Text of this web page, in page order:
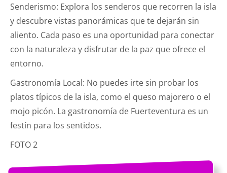
Senderismo: Explora los senderos que recorren la isla
y descubre vistas panorámicas que te dejarán sin
aliento. Cada paso es una oportunidad para conectar
con la naturaleza y disfrutar de la paz que ofrece el
entorno.
Gastronomía Local: No puedes irte sin probar los
platos típicos de la isla, como el queso majorero o el
mojo picón. La gastronomía de Fuerteventura es un
festín para los sentidos.
FOTO 2